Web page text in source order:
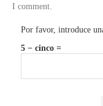
I comment.
Por favor, introduce
5 − cinco =